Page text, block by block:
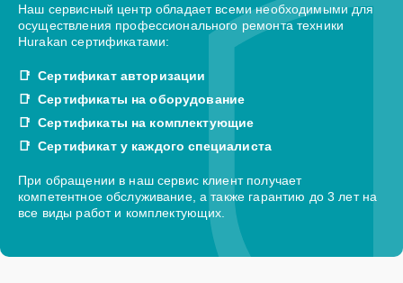
Наш сервисный центр обладает всеми необходимыми для
осуществления профессионального ремонта техники
Hurakan сертификатами:
Сертификат авторизации
Сертификаты на оборудование
Сертификаты на комплектующие
Сертификат у каждого специалиста
При обращении в наш сервис клиент получает
компетентное обслуживание, а также гарантию до 3 лет на
все виды работ и комплектующих.